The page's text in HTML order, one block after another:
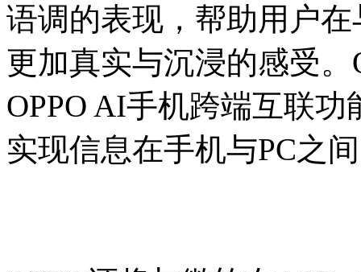
语调的表现，帮助用户
更加真实与沉浸的感受
OPPO AI手机跨端互联
实现信息在手机与PC之